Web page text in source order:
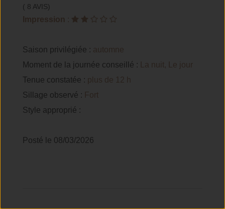
( 8 AVIS)
Impression :
Saison privilégiée : automne
Moment de la journée conseillé :
La nuit, Le jour
Tenue constatée : plus de 12 h
Sillage observé : Fort
Style approprié :
Posté le 08/03/2026